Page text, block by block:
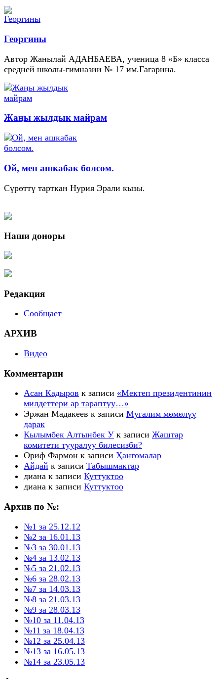
Георгины
Автор Жанылай АДАНБАЕВА, ученица 8 «Б» класса
средней школы-гимназии № 17 им.Гагарина.
Жаңы жылдык майрам
Ой, мен ашкабак болсом.
Сүрөттү тарткан Нурия Эрали кызы.
Наши доноры
Редакция
Сообщает
АРХИВ
Видео
Комментарии
Асан Кадыров к записи «Мектеп президентинин
милдеттери ар тараптуу…»
Эржан Мадакеев к записи Мугалим мѳмѳлүү
дарак
Кылымбек Алтынбек У к записи Жаштар
комитети тууралуу билесизби?
Ориф Фармон к записи Ҳангомалар
Айдай к записи Табышмактар
диана к записи Куттуктоо
диана к записи Куттуктоо
Архив по №:
№1 за 25.12.12
№2 за 16.01.13
№3 за 30.01.13
№4 за 13.02.13
№5 за 21.02.13
№6 за 28.02.13
№7 за 14.03.13
№8 за 21.03.13
№9 за 28.03.13
№10 за 11.04.13
№11 за 18.04.13
№12 за 25.04.13
№13 за 16.05.13
№14 за 23.05.13